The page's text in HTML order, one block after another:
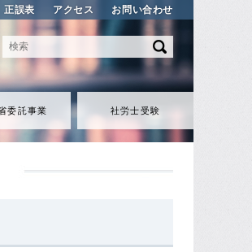
正誤表 アクセス お問い合わせ
委託事業 社労士受験